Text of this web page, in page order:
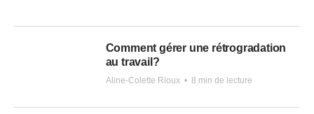
Comment gérer une rétrogradation
au travail?
Aline-Colette Rioux • 8 min de lecture